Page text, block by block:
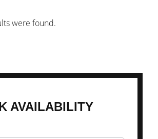
were found.
AVAILABILITY